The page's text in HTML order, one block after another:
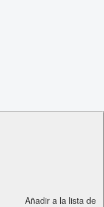
Añadir a la lista de